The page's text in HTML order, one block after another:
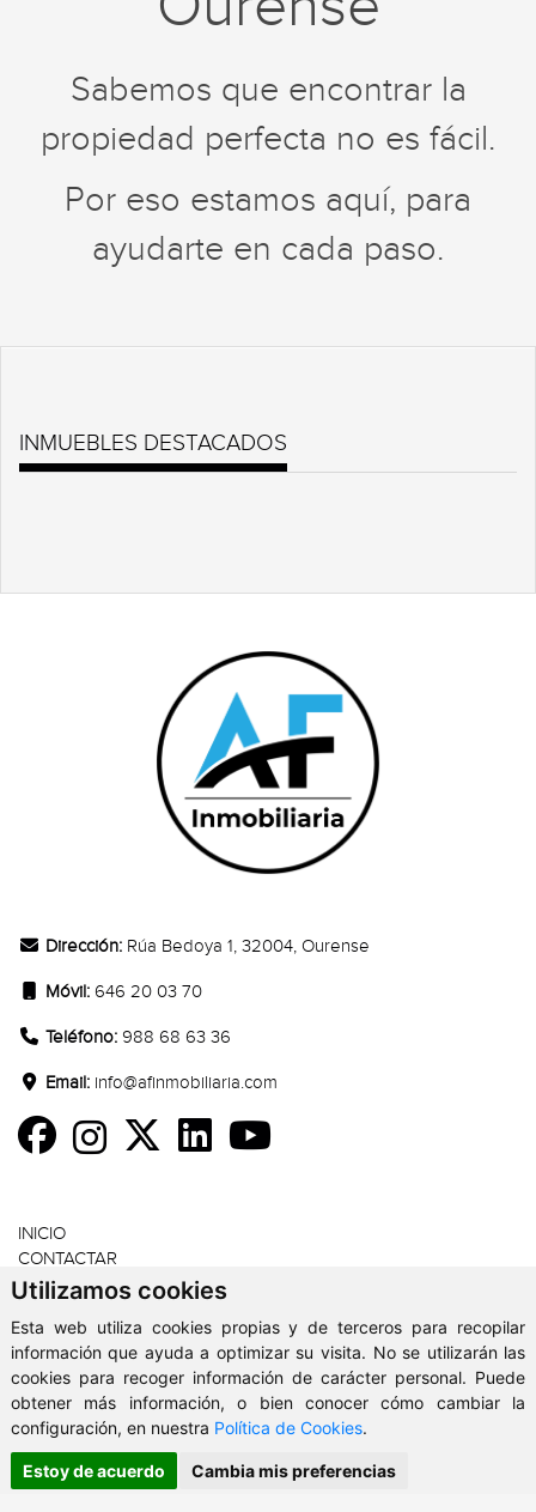
Utilizamos cookies
Esta web utiliza cookies propias y de terceros para recopilar
información que ayuda a optimizar su visita. No se utilizarán las
cookies para recoger información de carácter personal. Puede
obtener más información, o bien conocer cómo cambiar la
configuración, en nuestra Política de Cookies.
Estoy de acuerdo Cambia mis preferencias
Sabemos que encontrar la
propiedad perfecta no es fácil.
Por eso estamos aquí, para
ayudarte en cada paso.
INMUEBLES DESTACADOS
Dirección:Rúa Bedoya 1, 32004, Ourense
Móvil: 646 20 03 70
Teléfono: 988 68 63 36
Email: info@afinmobiliaria.com
INICIO
CONTACTAR
AVISO LEGAL
POLÍTICA COOKIES
Clickviviendas